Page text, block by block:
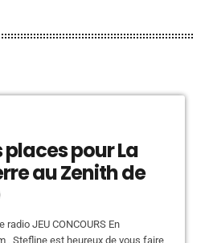
places pour La
au Zenith de
JEU CONCOURS En
, Stefline est heureux de vous faire